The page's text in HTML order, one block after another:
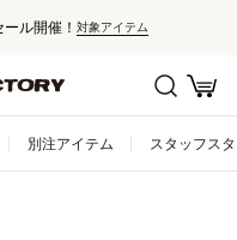
ル開催！ 対象アイテム
別注アイテム スタッフス